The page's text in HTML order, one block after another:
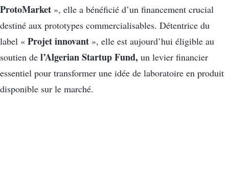
ProtoMarket », elle a bénéficié d’un financement crucial
destiné aux prototypes commercialisables. Détentrice du
label « Projet innovant », elle est aujourd’hui éligible au
soutien de l’Algerian Startup Fund, un levier financier
essentiel pour transformer une idée de laboratoire en produit
disponible sur le marché.